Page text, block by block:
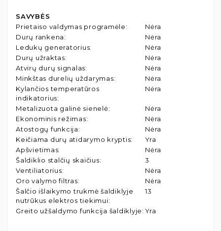
SAVYBĖS
Prietaiso valdymas programėle:
Nėra
Durų rankena:
Nėra
Ledukų generatorius:
Nėra
Durų užraktas:
Nėra
Atvirų durų signalas:
Nėra
Minkštas durelių uždarymas:
Nėra
Kylančios temperatūros
indikatorius:
Nėra
Metalizuota galinė sienelė:
Nėra
Ekonominis režimas:
Nėra
Atostogų funkcija:
Nėra
Keičiama durų atidarymo kryptis:
Yra
Apšvietimas:
Nėra
Šaldiklio stalčių skaičius:
3
Ventiliatorius:
Nėra
Oro valymo filtras:
Nėra
Šalčio išlaikymo trukmė šaldiklyje
nutrūkus elektros tiekimui:
13
Greito užšaldymo funkcija šaldiklyje: Yra